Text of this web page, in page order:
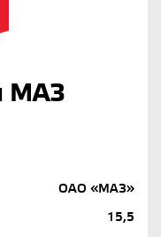
МАЗ
ОАО «МАЗ»
15,5